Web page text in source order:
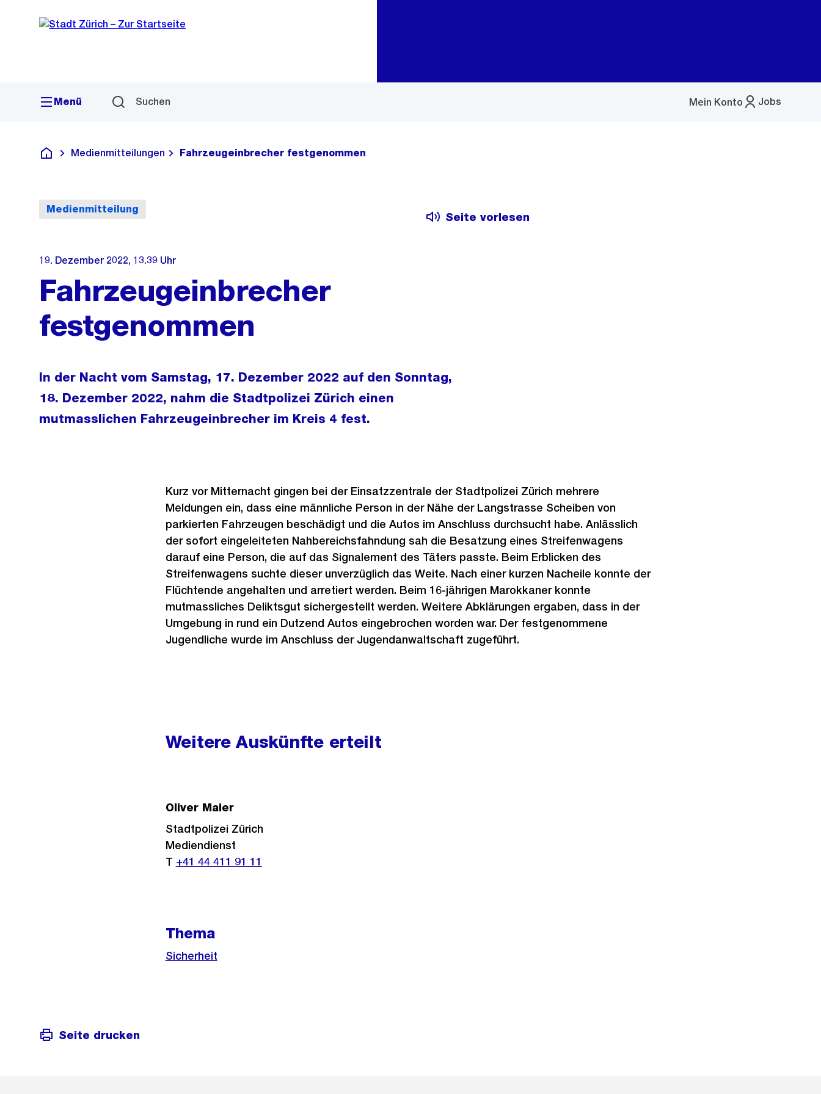
Navigation
Sprunglink
Menü Suchen Jobs
Mein Konto
Menü
Deutsch
Medienmitteilungen Fahrzeugeinbrecher festgenommen
Medienmitteilung
Seite vorlesen
19. Dezember 2022, 13.39 Uhr
Fahrzeugeinbrecher
festgenommen
In der Nacht vom Samstag, 17. Dezember 2022 auf den Sonntag,
18. Dezember 2022, nahm die Stadtpolizei Zürich einen
mutmasslichen Fahrzeugeinbrecher im Kreis 4 fest.
Kurz vor Mitternacht gingen bei der Einsatzzentrale der Stadtpolizei Zürich mehrere
Meldungen ein, dass eine männliche Person in der Nähe der Langstrasse Scheiben von
parkierten Fahrzeugen beschädigt und die Autos im Anschluss durchsucht habe. Anlässlich
der sofort eingeleiteten Nahbereichsfahndung sah die Besatzung eines Streifenwagens
darauf eine Person, die auf das Signalement des Täters passte. Beim Erblicken des
Streifenwagens suchte dieser unverzüglich das Weite. Nach einer kurzen Nacheile konnte der
Flüchtende angehalten und arretiert werden. Beim 16-jährigen Marokkaner konnte
mutmassliches Deliktsgut sichergestellt werden. Weitere Abklärungen ergaben, dass in der
Umgebung in rund ein Dutzend Autos eingebrochen worden war. Der festgenommene
Jugendliche wurde im Anschluss der Jugendanwaltschaft zugeführt.
Weitere Auskünfte erteilt
Oliver Maier
Stadtpolizei Zürich
Mediendienst
T +41 44 411 91 11
Thema
Sicherheit
Seite drucken